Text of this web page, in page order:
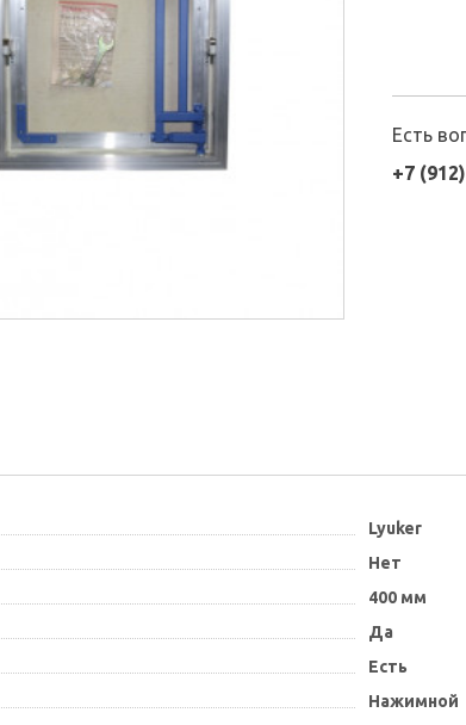
Есть
+7
Lyuker
Нет
400 мм
Да
Есть
Нажимной